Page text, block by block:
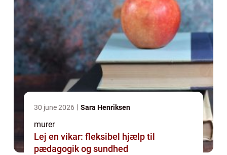
30 june 2026 Sara Henriksen
murer
Lej en vikar: fleksibel hjælp til
pædagogik og sundhed